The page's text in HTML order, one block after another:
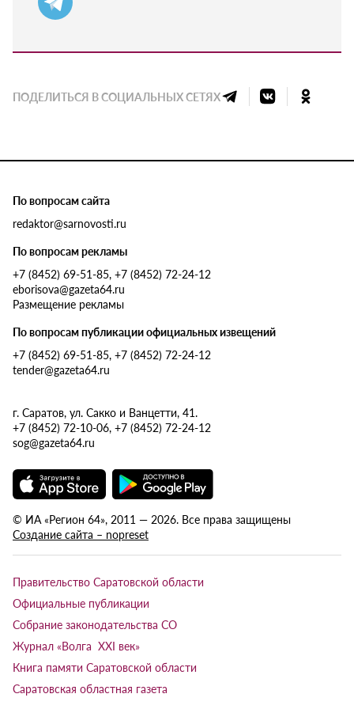
ПОДЕЛИТЬСЯ В СОЦИАЛЬНЫХ СЕТЯХ
По вопросам сайта
redaktor@sarnovosti.ru
По вопросам рекламы
+7 (8452) 69-51-85, +7 (8452) 72-24-12
eborisova@gazeta64.ru
Размещение рекламы
По вопросам публикации официальных извещений
+7 (8452) 69-51-85, +7 (8452) 72-24-12
tender@gazeta64.ru
г. Саратов, ул. Сакко и Ванцетти, 41.
+7 (8452) 72-10-06, +7 (8452) 72-24-12
sog@gazeta64.ru
© ИА «Регион 64», 2011 — 2026. Все права защищены
Создание сайта – nopreset
Правительство Саратовской области
Официальные публикации
Собрание законодательства СО
Журнал «Волга XXI век»
Книга памяти Саратовской области
Саратовская областная газета